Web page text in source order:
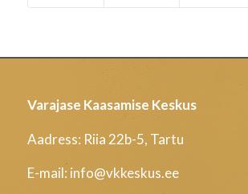
Varajase Kaasamise Keskus
Aadress: Riia 22b-5, Tartu
E-mail: info@vkkeskus.ee